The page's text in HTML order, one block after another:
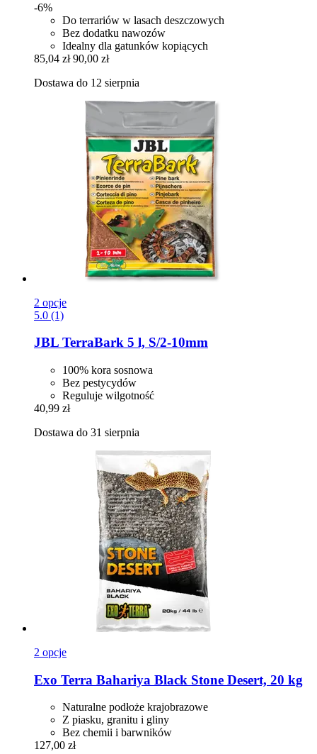
-6%
Do terrariów w lasach deszczowych
Bez dodatku nawozów
Idealny dla gatunków kopiących
85,04 zł 90,00 zł
Dostawa do 12 sierpnia
2 opcje
5.0 (1)
JBL TerraBark 5 l, S/2-​10mm
100% kora sosnowa
Bez pestycydów
Reguluje wilgotność
40,99 zł
Dostawa do 31 sierpnia
2 opcje
Exo Terra Bahariya Black Stone Desert, 20 kg
Naturalne podłoże krajobrazowe
Z piasku, granitu i gliny
Bez chemii i barwników
127,00 zł